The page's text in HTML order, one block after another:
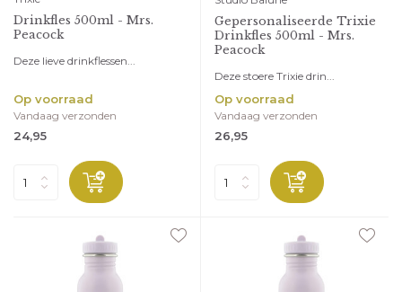
Drinkfles 500ml - Mrs.
Peacock
Deze lieve drinkflessen...
Op voorraad
Vandaag verzonden
24,95
Gepersonaliseerde Trixie
Drinkfles 500ml - Mrs.
Peacock
Deze stoere Trixie drin...
Op voorraad
Vandaag verzonden
26,95